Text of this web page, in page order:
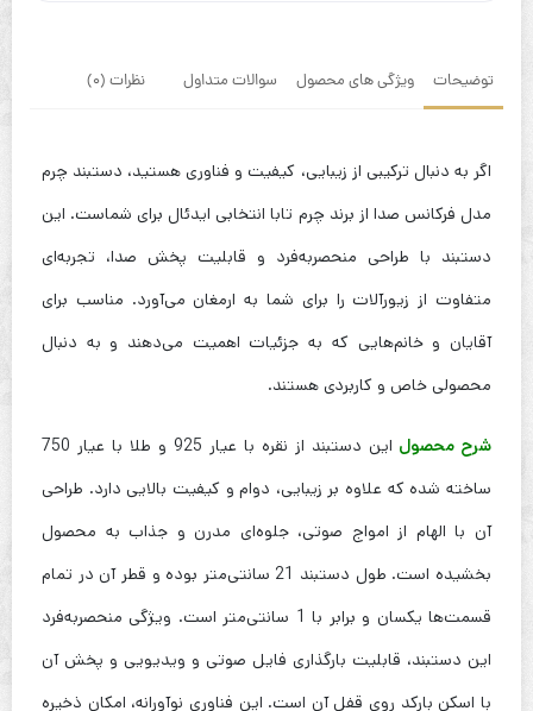
توضیحات ویژگی های محصول سوالات متداول نظرات (0)
اگر به دنبال ترکیبی از زیبایی، کیفیت و فناوری هستید، دستبند چرم
مدل فرکانس صدا از برند چرم تابا انتخابی ایدئال برای شماست. این
دستبند با طراحی منحصر‌به‌فرد و قابلیت پخش صدا، تجربه‌ای
متفاوت از زیورآلات را برای شما به ارمغان می‌آورد. مناسب برای
آقایان و خانم‌هایی که به جزئیات اهمیت می‌دهند و به دنبال
محصولی خاص و کاربردی هستند.
شرح محصول
این دستبند از نقره با عیار 925 و طلا با عیار 750
ساخته شده که علاوه بر زیبایی، دوام و کیفیت بالایی دارد. طراحی
آن با الهام از امواج صوتی، جلوه‌ای مدرن و جذاب به محصول
بخشیده است. طول دستبند 21 سانتی‌متر بوده و قطر آن در تمام
قسمت‌ها یکسان و برابر با 1 سانتی‌متر است. ویژگی منحصربه‌فرد
این دستبند، قابلیت بارگذاری فایل صوتی و ویدیویی و پخش آن
با اسکن بارکد روی قفل آن است. این فناوری نوآورانه، امکان ذخیره